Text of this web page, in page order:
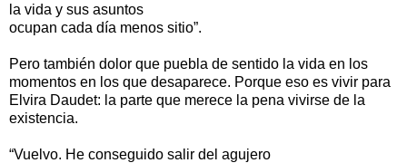
la vida y sus asuntos
ocupan cada día menos sitio”.
Pero también dolor que puebla de sentido la vida en los
momentos en los que desaparece. Porque eso es vivir para
Elvira Daudet: la parte que merece la pena vivirse de la
existencia.
“Vuelvo. He conseguido salir del agujero